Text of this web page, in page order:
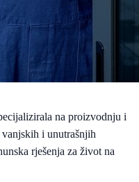
na proizvodnju i
i unutrašnjih
rješenja za život na